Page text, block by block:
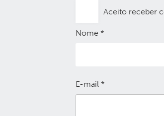
Aceito receber
Nome *
E-mail *